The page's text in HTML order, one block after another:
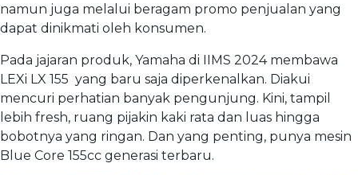
namun juga melalui beragam promo penjualan yang
dapat dinikmati oleh konsumen.
Pada jajaran produk, Yamaha di IIMS 2024 membawa
LEXi LX 155 yang baru saja diperkenalkan. Diakui
mencuri perhatian banyak pengunjung. Kini, tampil
lebih fresh, ruang pijakin kaki rata dan luas hingga
bobotnya yang ringan. Dan yang penting, punya mesin
Blue Core 155cc generasi terbaru.